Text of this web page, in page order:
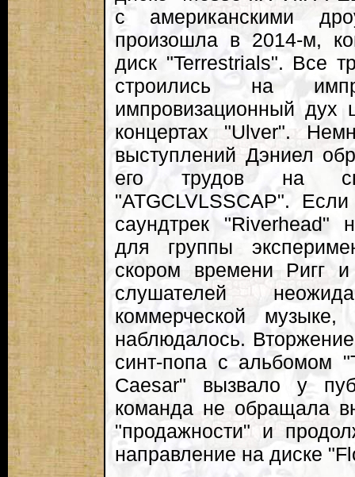
с американскими
произошла в 2014-м,
диск "Terrestrials". Все
строились на
импровизационный дух
концертах "Ulver".
выступлений Дэниел
его трудов на
"ATGCLVLSSCAP".
саундтрек "Riverhead"
для группы
скором времени Ригг
слушателей
коммерческой
наблюдалось.
синт-попа с альбомом
Caesar" вызвало у
команда не обращала
"продажности" и
направление на диске